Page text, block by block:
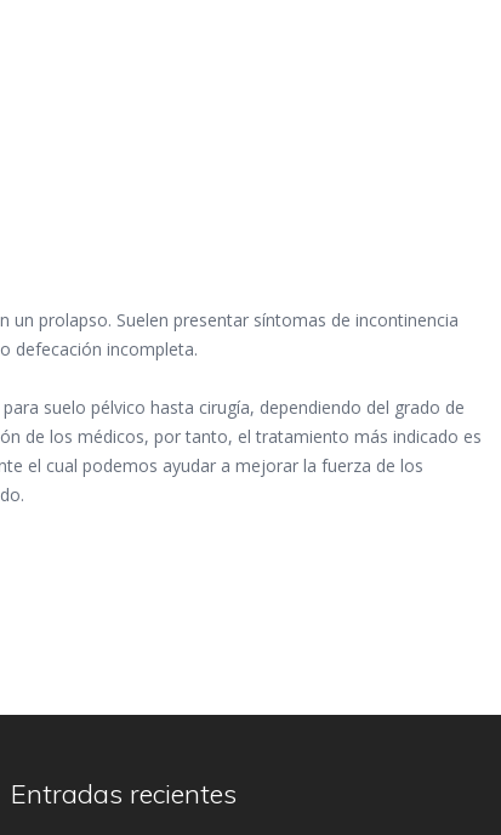
prolapso. Suelen presentar síntomas de incontinencia
defecación incompleta.
suelo pélvico hasta cirugía, dependiendo del grado de
de los médicos, por tanto, el tratamiento más indicado es
el cual podemos ayudar a mejorar la fuerza de los
Entradas recientes